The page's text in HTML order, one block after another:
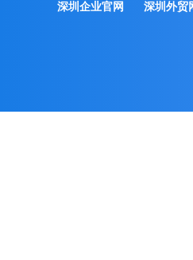
深圳企业官网 深圳外贸